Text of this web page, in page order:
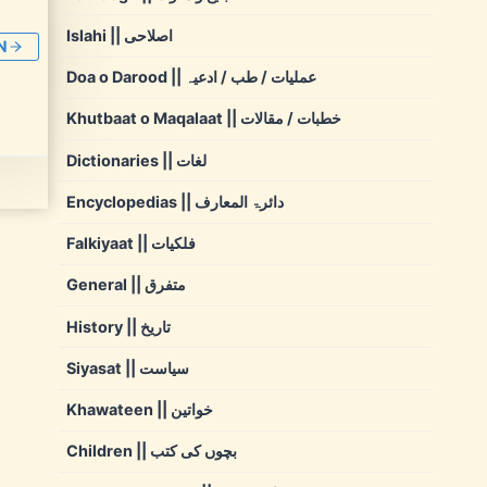
Islahi || اصلاحی
Doa o Darood || عملیات / طب / ادعیہ
Khutbaat o Maqalaat || خطبات / مقالات
Dictionaries || لغات
Encyclopedias || دائرۃ المعارف
Falkiyaat || فلکیات
General || متفرق
History || تاریخ
Siyasat || سیاست
Khawateen || خواتین
Children || بچوں کی کتب